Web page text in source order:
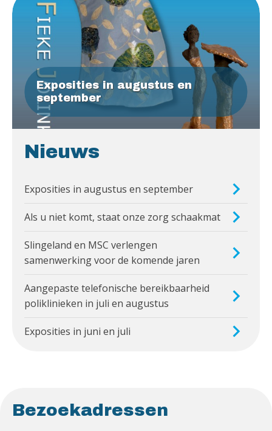
Exposities in augustus en
september
Nieuws
Exposities in augustus en september
Als u niet komt, staat onze zorg schaakmat
Slingeland en MSC verlengen
samenwerking voor de komende jaren
Aangepaste telefonische bereikbaarheid
poliklinieken in juli en augustus
Exposities in juni en juli
Bezoekadressen